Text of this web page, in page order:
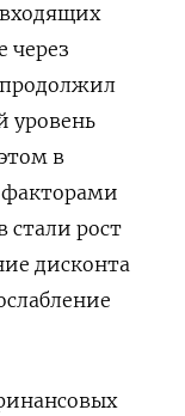
через
уровень
в
стали рост
дисконта